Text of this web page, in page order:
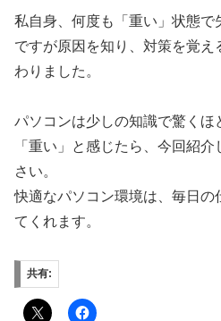
私自身、何度も「重い」状態で
ですが原因を知り、対策を覚
わりました。
パソコンは少しの知識で驚くほ
「重い」と感じたら、今回紹
さい。
快適なパソコン環境は、毎日の
てくれます。
共有: